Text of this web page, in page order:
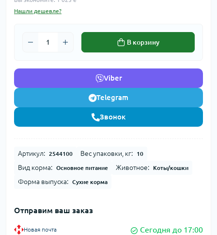
Нашли дешевле?
В корзину
Viber
Telegram
Звонок
Артикул: 2544100 Вес упаковки, кг: 10
Вид корма: Основное питание Животное: Коты/кошки
Форма выпуска: Сухие корма
Отправим ваш заказ
Новая почта Сегодня до 17:00